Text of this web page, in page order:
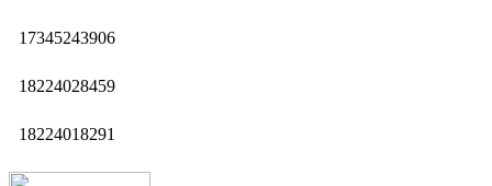
17345243906
18224028459
18224018291